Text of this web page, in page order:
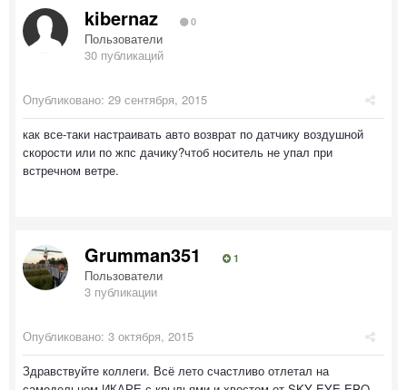
kibernaz 0
Пользователи
30 публикаций
Опубликовано: 29 сентября, 2015
как все-таки настраивать авто возврат по датчику воздушной
скорости или по жпс дачику?чтоб носитель не упал при
встречном ветре.
Grumman351 1
Пользователи
3 публикации
Опубликовано: 3 октября, 2015
Здравствуйте коллеги. Всё лето счастливо отлетал на